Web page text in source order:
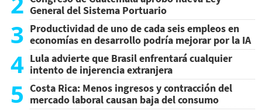
General del Sistema Portuario
3 Productividad de uno de cada seis empleos en
economías en desarrollo podría mejorar por la IA
4 Lula advierte que Brasil enfrentará cualquier
intento de injerencia extranjera
5 Costa Rica: Menos ingresos y contracción del
mercado laboral causan baja del consumo